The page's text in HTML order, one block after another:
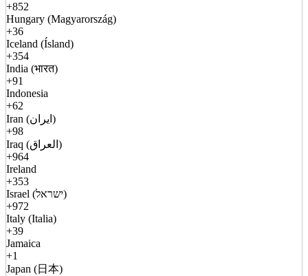
+852
Hungary (Magyarország)
+36
Iceland (Ísland)
+354
India (भारत)
+91
Indonesia
+62
Iran (ایران)
+98
Iraq (العراق)
+964
Ireland
+353
Israel (ישראל)
+972
Italy (Italia)
+39
Jamaica
+1
Japan (日本)